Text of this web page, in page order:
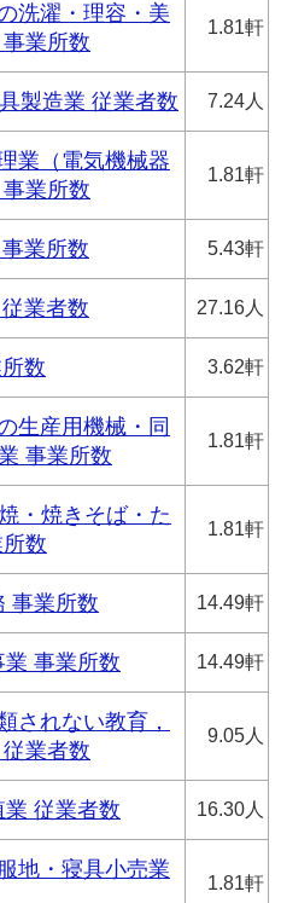
洗濯・理容・美
業所数
1.81軒
製造業 従業者数 7.24人
業（電気機械器
業所数
1.81軒
業所数 5.43軒
業者数 27.16人
数 3.62軒
生産用機械・同
事業所数
1.81軒
・焼きそば・た
数
1.81軒
事業所数 14.49軒
事業所数 14.49軒
されない教育，
業者数
9.05人
従業者数 16.30人
地・寝具小売業
1.81軒